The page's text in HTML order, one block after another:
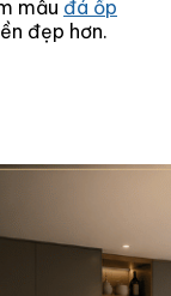
mẫu đá ốp
đẹp hơn.